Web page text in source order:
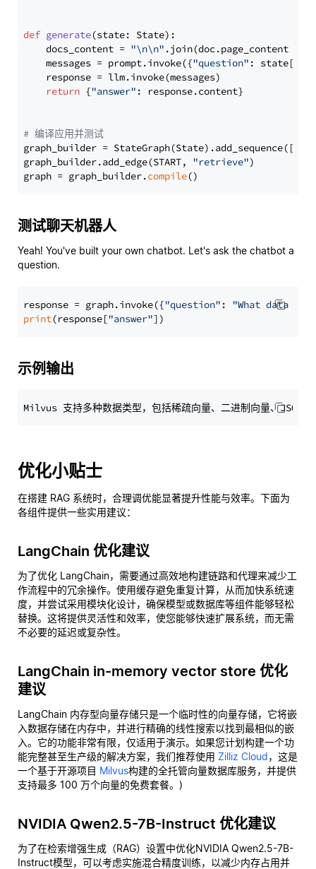
def generate(state: State):
    docs_content =
"\n\n" .join(doc.page_content
    messages = prompt.invoke({
"question" : state[
    response = llm.invoke(messages)
return {"answer" : response.content}
# 编译应用并测试
graph_builder =
graph_builder.add_edge(START, "retrieve")
graph = graph_builder.compile
测试聊天机器人
Yeah! You've built your own chatbot. Let's ask the chatbot a
question.
response = graph.invoke({"question" : "What data
print(response["answer"
示例输出
优化小贴士
在搭建 RAG 系统时，合理调优能显著提升性能与效率。下面为
各组件提供一些实用建议：
LangChain 优化建议
为了优化 LangChain，需要通过高效地构建链路和代理来减少工
作流程中的冗余操作。使用缓存避免重复计算，从而加快系统速
度，并尝试采用模块化设计，确保模型或数据库等组件能够轻松
替换。这将提供灵活性和效率，使您能够快速扩展系统，而无需
不必要的延迟或复杂性。
LangChain in-memory vector store 优化
建议
LangChain 内存型向量存储只是一个临时性的向量存储，它将嵌
入数据存储在内存中，并进行精确的线性搜索以找到最相似的嵌
入。它的功能非常有限，仅适用于演示。如果您计划构建一个功
能完整甚至生产级的解决方案，我们推荐使用 Zilliz Cloud，这是
一个基于开源项目 Milvus构建的全托管向量数据库服务，并提供
支持最多 100 万个向量的免费套餐。)
NVIDIA Qwen2.5-7B-Instruct 优化建议
为了在检索增强生成（RAG）设置中优化NVIDIA Qwen2.5-7B-
Instruct模型，可以考虑实施混合精度训练，以减少内存占用并